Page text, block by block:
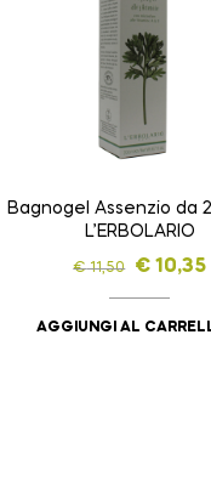
Bagnogel Assenzio da
L’ERBOLARIO
€11,50 €10,35
AGGIUNGI AL